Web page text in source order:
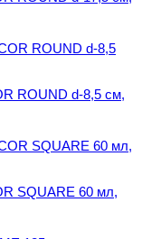
ROUND d-8,5 см,
SQUARE 60 мл,